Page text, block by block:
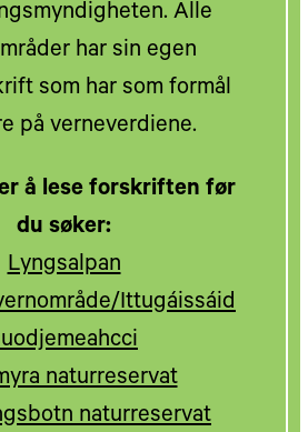
Alle
har sin egen
som har som formål
på verneverdiene.
å lese forskriften før
du søker:
Lyngsalpan
Ittugáissáid
naturreservat
naturreservat